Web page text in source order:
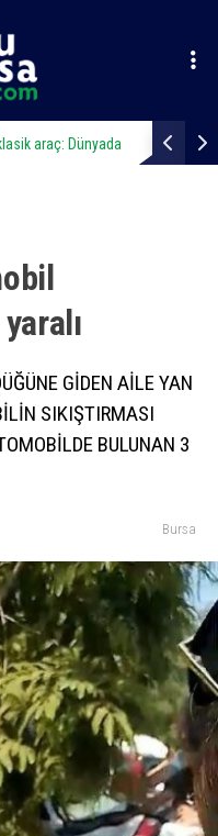
araç: Dünyada Kanser
GİDEN AİLE YAN
SIKIŞTIRMASI
BULUNAN 3
Bursa